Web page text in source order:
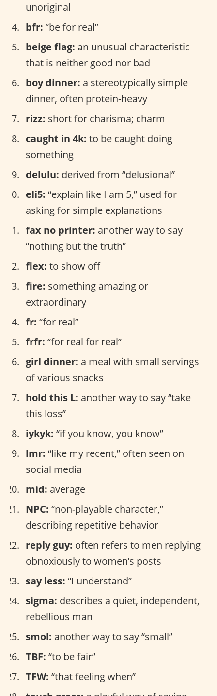
unoriginal
bfr: “be for real”
beige flag: an unusual characteristic
that is neither good nor bad
boy dinner: a stereotypically simple
dinner, often protein-heavy
rizz: short for charisma; charm
caught in 4k: to be caught doing
something
delulu: derived from “delusional”
eli5: “explain like I am 5,” used for
asking for simple explanations
fax no printer: another way to say
“nothing but the truth”
flex: to show off
fire: something amazing or
extraordinary
fr: “for real”
frfr: “for real for real”
girl dinner: a meal with small servings
of various snacks
hold this L: another way to say “take
this loss”
iykyk: “if you know, you know”
lmr: “like my recent,” often seen on
social media
mid: average
NPC: “non-playable character,”
describing repetitive behavior
reply guy: often refers to men replying
obnoxiously to women’s posts
say less: “I understand”
sigma: describes a quiet, independent,
rebellious man
smol: another way to say “small”
TBF: “to be fair”
TFW: “that feeling when”